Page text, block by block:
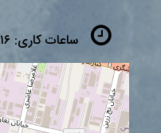
ساعات کاری: ۱۶-۸